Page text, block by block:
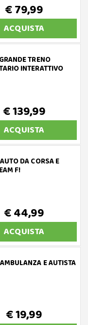
€ 79,99
ACQUISTA
TRENO
INTERATTIVO
€ 139,99
ACQUISTA
DA CORSA E
F!
€ 44,99
ACQUISTA
E AUTISTA
€ 19,99